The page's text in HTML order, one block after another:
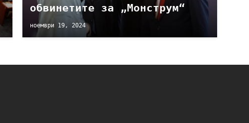
обвинетите за „Монструм“
ноември 19, 2024